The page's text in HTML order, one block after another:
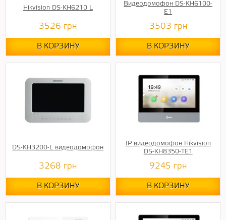
Hikvision DS-KH6210 L
3526 грн
В КОРЗИНУ
Видеодомофон DS-KH6100-
E1
3503 грн
В КОРЗИНУ
DS-KH3200-L видеодомофон
3268 грн
В КОРЗИНУ
IP видеодомофон Hikvision
DS-KH8350-TE1
9245 грн
В КОРЗИНУ